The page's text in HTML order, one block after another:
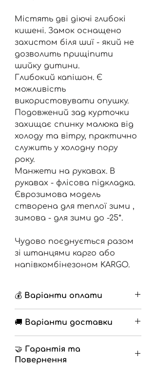
Містять дві діючі глибокі
кишені. Замок оснащено
захистом біля шиї - який не
дозволить прищіпити
шийку дитини.
Глибокий капішон. Є
можливість
використовувати опушку.
Подовжений зад курточки
захищає спинку малюка від
холоду та вітру, практично
служить у холодну пору
року.
Манжети на рукавах. В
рукавах - флісова підкладка.
Єврозимова модель
створена для теплої зими ,
зимова - для зими до -25*.
Чудово поєднується разом
зі штанцями карго або
напівкомбінезоном KARGO.
💰 Варіанти оплати
передоплатою 200грн
🔹 Повна оплата на
разрахунковий рахунок
🚚 Варіанти доставки
🔹 Самовивіз
🤝 Гарантія та
Повернення